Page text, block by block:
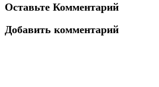
Оставьте Комментарий
Добавить комментарий